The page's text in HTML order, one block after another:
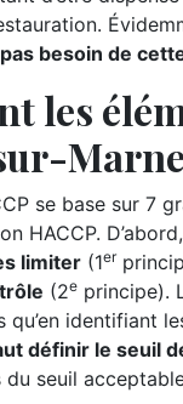
besoin de
les
se base sur 7
HACCP.
limiter (1er
(2e principe).
qu’en identifiant
définir le seuil
du seuil